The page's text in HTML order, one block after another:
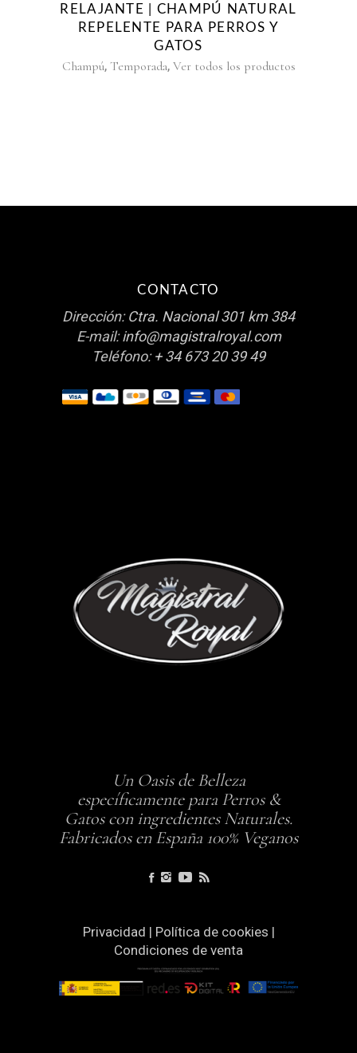
RELAJANTE | CHAMPÚ NATURAL
REPELENTE PARA PERROS Y
GATOS
Champú, Temporada, Ver todos los productos
CONTACTO
Dirección:Ctra. Nacional 301 km 384
E-mail:info@magistralroyal.com
Teléfono:+ 34 673 20 39 49
Un Oasis de Belleza
específicamente para Perros &
Gatos con ingredientes Naturales.
Fabricados en España 100% Veganos
Privacidad | Política de cookies |
Condiciones de venta